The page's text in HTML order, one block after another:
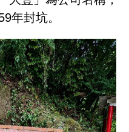
年封坑。